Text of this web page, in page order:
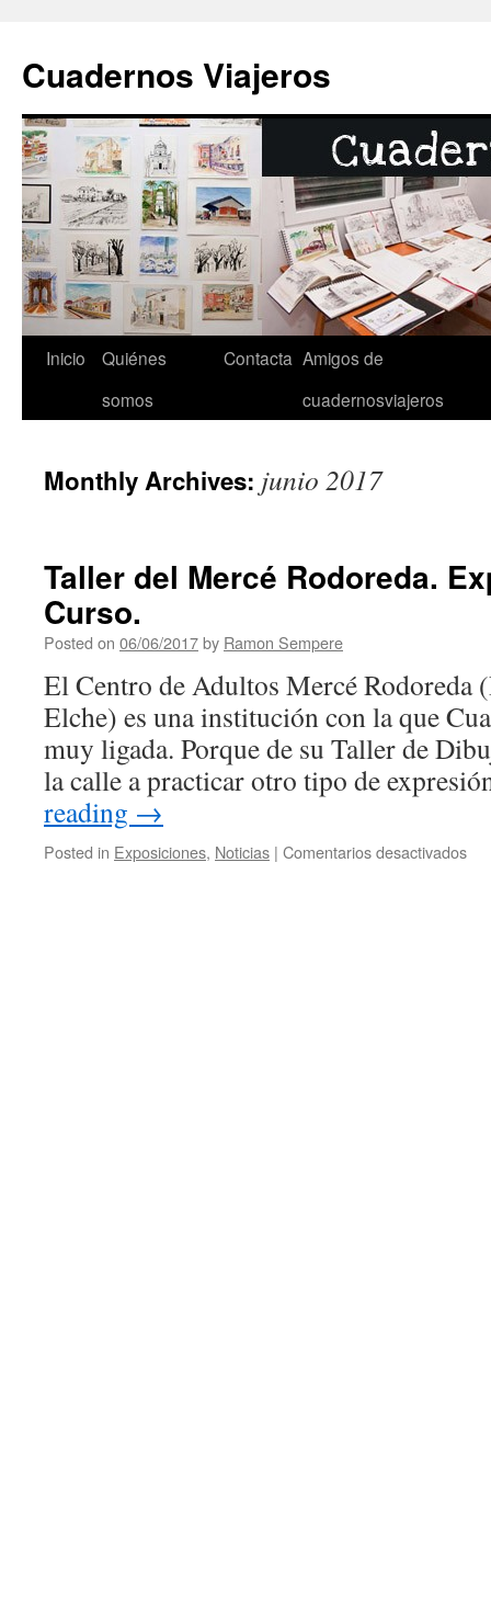
Cuadernos Viajeros
Skip
Inicio
Quiénes
somos
Contacta Amigos de
cuadernosviajeros
Monthly Archives: junio 2017
Taller del Mercé Rodoreda.
Curso.
Posted on 06/06/2017by Ramon Sempere
El Centro de Adultos Mercé Rodoreda
Elche) es una institución con la que
muy ligada. Porque de su Taller de
la calle a practicar otro tipo de
reading →
Posted in Exposiciones, Noticias | Comentarios desactivados